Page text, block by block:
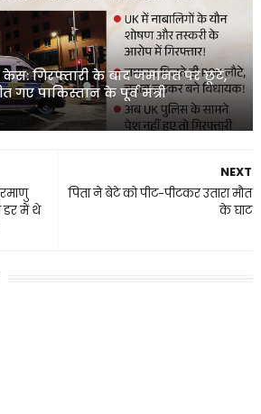
गिरफ्तारी के बाद जमानत पर छूटे,
गए पाकिस्तान के पूर्व मंत्री
NEXT
पिता ने बेटे को पीट-पीटकर उतारा मौत
के घाट
डर में थे